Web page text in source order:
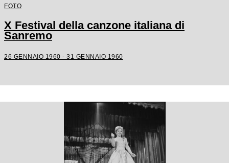
FOTO
X Festival della canzone italiana di
Sanremo
26 GENNAIO 1960 - 31 GENNAIO 1960